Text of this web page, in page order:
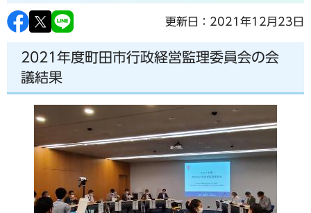
更新日：2021年12月23日
2021年度町田市行政経営監理委員会の会
議結果